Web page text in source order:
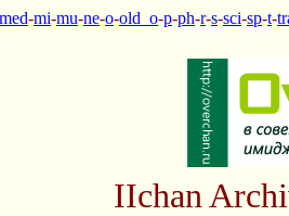
med-mi-mu-ne-o-old_o-p-ph-r-s-sci-sp-t-
IIchan